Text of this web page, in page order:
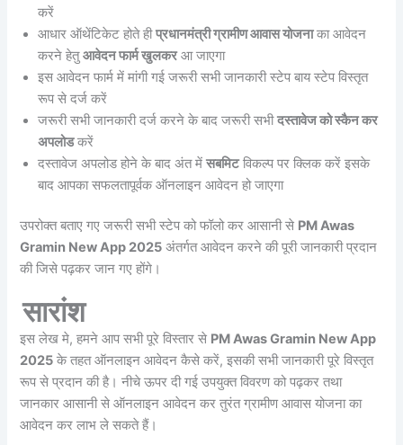
करें
आधार ऑथेंटिकेट होते हीप्रधानमंत्री ग्रामीण आवास योजनाका आवेदन
करने हेतुआवेदन फार्म खुलकरआ जाएगा
इस आवेदन फार्म में मांगी गई जरूरी सभी जानकारी स्टेप बाय स्टेप विस्तृत
रूप से दर्ज करें
जरूरी सभी जानकारी दर्ज करने के बाद जरूरी सभीदस्तावेज को स्कैन कर
अपलोडकरें
दस्तावेज अपलोड होने के बाद अंत मेंसबमिटविकल्प पर क्लिक करें इसके
बाद आपका सफलतापूर्वक ऑनलाइन आवेदन हो जाएगा
उपरोक्त बताए गए जरूरी सभी स्टेप को फॉलो कर आसानी से PM Awas
Gramin New App 2025 अंतर्गत आवेदन करने की पूरी जानकारी प्रदान
की जिसे पढ़कर जान गए होंगे।
सारांश
इस लेख मे, हमने आप सभी पूरे विस्तार से PM Awas Gramin New App
2025 के तहत ऑनलाइन आवेदन कैसे करें, इसकी सभी जानकारी पूरे विस्तृत
रूप से प्रदान की है। नीचे ऊपर दी गई उपयुक्त विवरण को पढ़कर तथा
जानकार आसानी से ऑनलाइन आवेदन कर तुरंत ग्रामीण आवास योजना का
आवेदन कर लाभ ले सकते हैं।